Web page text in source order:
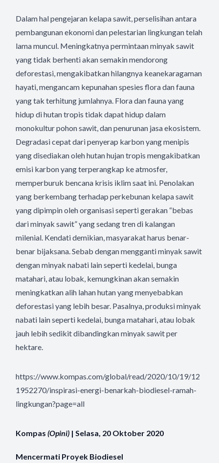
Dalam hal pengejaran kelapa sawit, perselisihan antara
pembangunan ekonomi dan pelestarian lingkungan telah
lama muncul. Meningkatnya permintaan minyak sawit
yang tidak berhenti akan semakin mendorong
deforestasi, mengakibatkan hilangnya keanekaragaman
hayati, mengancam kepunahan spesies flora dan fauna
yang tak terhitung jumlahnya. Flora dan fauna yang
hidup di hutan tropis tidak dapat hidup dalam
monokultur pohon sawit, dan penurunan jasa ekosistem.
Degradasi cepat dari penyerap karbon yang menipis
yang disediakan oleh hutan hujan tropis mengakibatkan
emisi karbon yang terperangkap ke atmosfer,
memperburuk bencana krisis iklim saat ini. Penolakan
yang berkembang terhadap perkebunan kelapa sawit
yang dipimpin oleh organisasi seperti gerakan “bebas
dari minyak sawit” yang sedang tren di kalangan
milenial. Kendati demikian, masyarakat harus benar-
benar bijaksana. Sebab dengan mengganti minyak sawit
dengan minyak nabati lain seperti kedelai, bunga
matahari, atau lobak, kemungkinan akan semakin
meningkatkan alih lahan hutan yang menyebabkan
deforestasi yang lebih besar. Pasalnya, produksi minyak
nabati lain seperti kedelai, bunga matahari, atau lobak
jauh lebih sedikit dibandingkan minyak sawit per
hektare.
https://www.kompas.com/global/read/2020/10/19/12
1952270/inspirasi-energi-benarkah-biodiesel-ramah-
lingkungan?page=all
Kompas (Opini) | Selasa, 20 Oktober 2020
Mencermati Proyek Biodiesel